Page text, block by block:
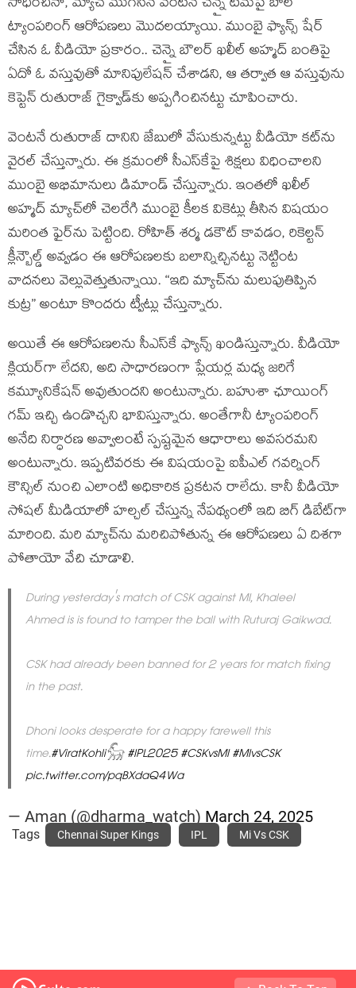
ట్యాంపరింగ్ ఆరోపణలు మొదలయ్యాయి. ముంబై ఫ్యాన్స్ షేర్
చేసిన ఓ వీడియో ప్రకారం.. చెన్నై బౌలర్ ఖలీల్ అహ్మద్ బంతిపై
ఏదో ఓ వస్తువుతో మానిపులేషన్ చేశాడని, ఆ తర్వాత ఆ వస్తువును
కెప్టెన్ రుతురాజ్ గైక్వాడ్‌కు అప్పగించినట్టు చూపించారు.
వెంటనే రుతురాజ్ దానిని జేబులో వేసుకున్నట్టు వీడియో కట్‌ను
వైరల్ చేస్తున్నారు. ఈ క్రమంలో సీఎస్‌కేపై శిక్షలు విధించాలని
ముంబై అభిమానులు డిమాండ్ చేస్తున్నారు. ఇంతలో ఖలీల్
అహ్మద్ మ్యాచ్‌లో చెలరేగి ముంబై కీలక వికెట్లు తీసిన విషయం
మరింత ఫైర్‌ను పెట్టింది. రోహిత్ శర్మ డకౌట్ కావడం, రికెల్టన్
క్లీన్బౌల్డ్ అవ్వడం ఈ ఆరోపణలకు బలాన్నిచ్చినట్టు నెట్టింట
వాదనలు వెల్లువెత్తుతున్నాయి. “ఇది మ్యాచ్‌ను మలుపుతిప్పిన
కుట్ర” అంటూ కొందరు ట్వీట్లు చేస్తున్నారు.
అయితే ఈ ఆరోపణలను సీఎస్‌కే ఫ్యాన్స్ ఖండిస్తున్నారు. వీడియో
క్లియర్‌గా లేదని, అది సాధారణంగా ప్లేయర్ల మధ్య జరిగే
కమ్యూనికేషన్ అవుతుందని అంటున్నారు. బహుశా ఛూయింగ్
గమ్ ఇచ్చి ఉండొచ్చని భావిస్తున్నారు. అంతేగానీ ట్యాంపరింగ్
అనేది నిర్ధారణ అవ్వాలంటే స్పష్టమైన ఆధారాలు అవసరమని
అంటున్నారు. ఇప్పటివరకు ఈ విషయంపై ఐపీఎల్ గవర్నింగ్
కౌన్సిల్ నుంచి ఎలాంటి అధికారిక ప్రకటన రాలేదు. కానీ వీడియో
సోషల్ మీడియాలో హల్చల్ చేస్తున్న నేపథ్యంలో ఇది బిగ్ డిబేట్‌గా
మారింది. మరి మ్యాచ్‌ను మరిచిపోతున్న ఈ ఆరోపణలు ఏ దిశగా
పోతాయో వేచి చూడాలి.
During yesterday's match of CSK against MI, Khaleel
Ahmed is is found to tamper the ball with Ruturaj Gaikwad.
CSK had already been banned for 2 years for match fixing
in the past.
Dhoni looks desperate for a happy farewell this
time.#ViratKohli𓃵#IPL2025#CSKvsMI#MIvsCSK
pic.twitter.com/pqBXdaQ4Wa
— Aman (@dharma_watch) March 24, 2025
Tags Chennai Super Kings IPL Mi Vs CSK